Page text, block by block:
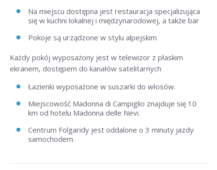
Na miejscu dostępna jest restauracja specjalizująca
się w kuchni lokalnej i międzynarodowej, a także bar
Pokoje są urządzone w stylu alpejskim
Każdy pokój wyposażony jest w telewizor z płaskim
ekranem, dostępem do kanałów satelitarnych
Łazienki wyposażone w suszarki do włosów.
Miejscowość Madonna di Campiglio znajduje się 10
km od hotelu Madonna delle Nevi.
Centrum Folgaridy jest oddalone o 3 minuty jazdy
samochodem.